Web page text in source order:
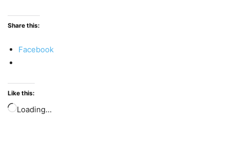
Share this:
Facebook
Like this:
Loading…